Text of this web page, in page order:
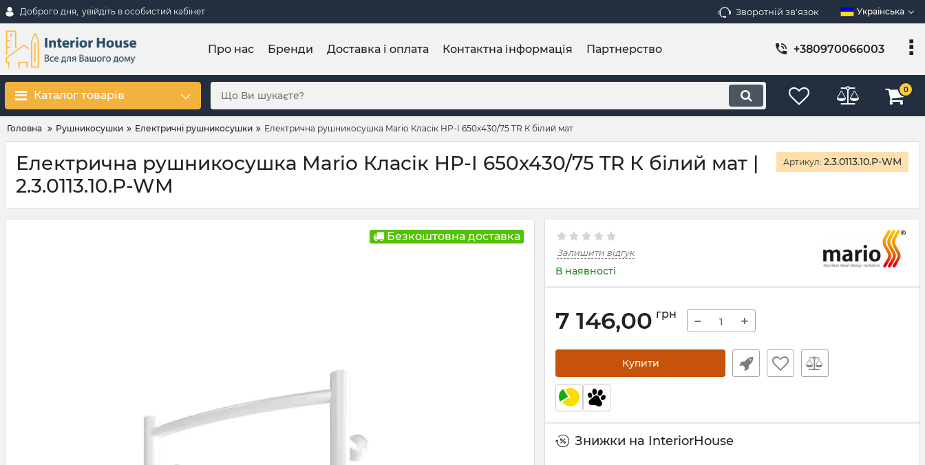
Доброго дня, увійдіть в особистий кабінет Зворотній зв'язок Українська
Про нас Бренди Доставка і оплата Контактна інформація Партнерство +380970066003
Каталог товарів 0
Головна Рушникосушки Електричні рушникосушки Електрична рушникосушка Mario Класік НР-I 650х430/75 TR К білий мат
Електрична рушникосушка Mario Класік НР-I 650х430/75 TR К білий мат |
2.3.0113.10.P-WM
Артикул: 2.3.0113.10.P-WM
Безкоштовна доставка
Залишити відгук
В наявності
7 146,00 грн − +
Купити
Знижки на InteriorHouse